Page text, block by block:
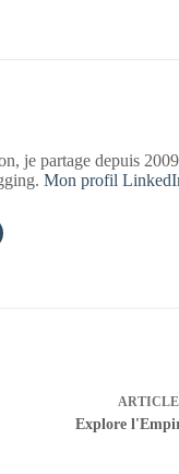
je partage depuis
Mon profil
ARTICLE
Explore